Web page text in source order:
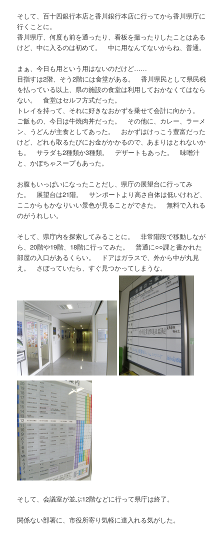
そして、百十四銀行本店と香川銀行本店に行ってから香川県庁に
行くことに。
香川県庁、何度も前を通ったり、看板を撮ったりしたことはある
けど、中に入るのは初めて。 中に用なんてないからね、普通。
まぁ、今日も用という用はないのだけど……
目指すは2階、そう2階には食堂がある。 香川県民として県民税
を払っている以上、県の施設の食堂は利用しておかなくてはなら
ない。 食堂はセルフ方式だった。
トレイを持って、それに好きなおかずを乗せて会計に向かう。
ご飯もの、今日は牛焼肉丼だった。 その他に、カレー、ラーメ
ン、うどんが主食としてあった。 おかずはけっこう豊富だった
けど、どれも取るたびにお金がかかるので、あまりはとれないか
も。 サラダも2種類か3種類。 デザートもあった。 味噌汁
と、かぼちゃスープもあった。
お腹もいっぱいになったことだし、県庁の展望台に行ってみ
た。 展望台は21階。 サンポートより高さ自体は低いけれど、
ここからもかなりいい景色が見ることができた。 無料で入れる
のがうれしい。
そして、県庁内を探索してみることに。 非常階段で移動しなが
ら、20階や19階、18階に行ってみた。 普通に○○課と書かれた
部屋の入口があるくらい。 ドアはガラスで、外から中が丸見
え。 さぼっていたら、すぐ見つかってしまうな。
そして、会議室が並ぶ12階などに行って県庁は終了。
関係ない部署に、市役所寄り気軽に達入れる気がした。